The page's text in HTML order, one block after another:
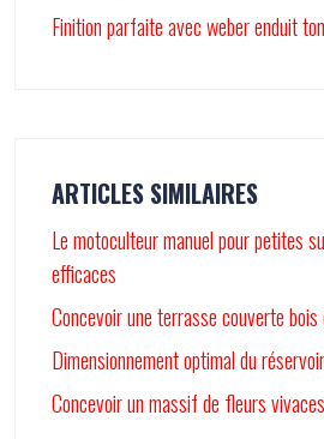
Finition parfaite avec weber enduit
ARTICLES SIMILAIRES
Le motoculteur manuel pour petites
efficaces
Concevoir une terrasse couverte
Dimensionnement optimal du
Concevoir un massif de fleurs